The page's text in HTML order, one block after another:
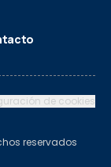
de cookies
reservados